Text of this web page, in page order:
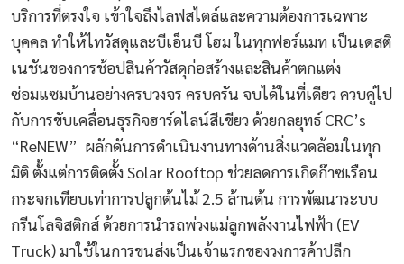
บริการที่ตรงใจ เข้าใจถึงไลฟสไตล์และความต้องการเฉพาะ
บุคคล ทำให้ไทวัสดุและบีเอ็นบี โฮม ในทุกฟอร์แมท เป็นเดสติ
เนชันของการช้อปสินค้าวัสดุก่อสร้างและสินค้าตกแต่ง
ซ่อมแซมบ้านอย่างครบวงจร ครบครัน จบได้ในที่เดียว ควบคู่ไป
กับการขับเคลื่อนธุรกิจฮาร์ดไลน์สีเขียว ด้วยกลยุทธ์ CRC’s
“ReNEW” ผลักดันการดำเนินงานทางด้านสิ่งแวดล้อมในทุก
มิติ ตั้งแต่การติดตั้ง Solar Rooftop ช่วยลดการเกิดก๊าซเรือน
กระจกเทียบเท่าการปลูกต้นไม้ 2.5 ล้านต้น การพัฒนาระบบ
กรีนโลจิสติกส์ ด้วยการนำรถพ่วงแม่ลูกพลังงานไฟฟ้า (EV
Truck) มาใช้ในการขนส่งเป็นเจ้าแรกของวงการค้าปลีก